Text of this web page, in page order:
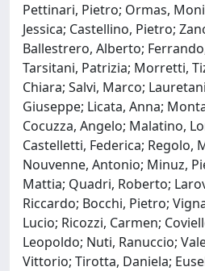
Pettinari, Pietro; Ormas,
Jessica; Castellino, Pietro;
Ballestrero, Alberto;
Tarsitani, Patrizia; Morretti,
Chiara; Salvi, Marco;
Giuseppe; Licata, Anna;
Cocuzza, Angelo; Malatino,
Castelletti, Federica; Regolo,
Nouvenne, Antonio; Minuz,
Mattia; Quadri, Roberto;
Riccardo; Bocchi, Pietro;
Lucio; Ricozzi, Carmen;
Leopoldo; Nuti, Ranuccio;
Vittorio; Tirotta, Daniela;